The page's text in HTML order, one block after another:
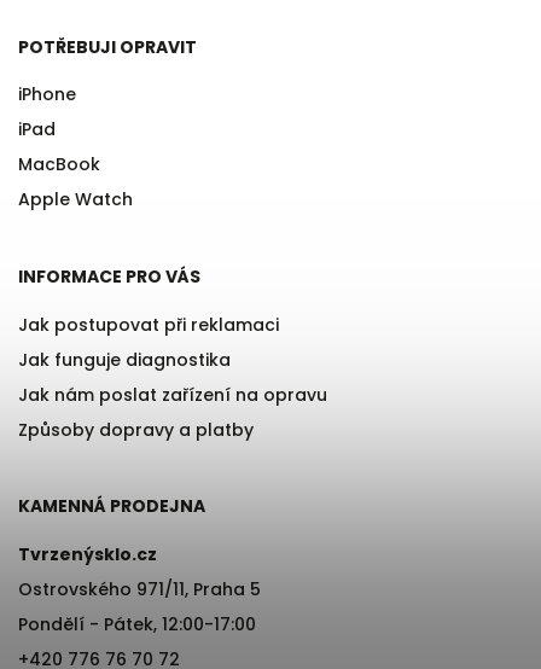
POTŘEBUJI OPRAVIT
iPhone
iPad
MacBook
Apple Watch
INFORMACE PRO VÁS
Jak postupovat při reklamaci
Jak funguje diagnostika
Jak nám poslat zařízení na opravu
Způsoby dopravy a platby
KAMENNÁ PRODEJNA
Tvrzenýsklo.cz
Ostrovského 971/11, Praha 5
Pondělí - Pátek, 12:00-17:00
+420 776 76 70 72